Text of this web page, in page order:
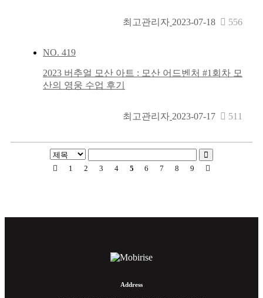
최고관리자 2023-07-18 556
NO. 419
2023 버추얼 모산 아트 : 모산 어드벤처 #1회차 모
산의 영웅 수업 후기
최고관리자 2023-07-17 511
1 2 3 4 5 6 7 8 9
Address